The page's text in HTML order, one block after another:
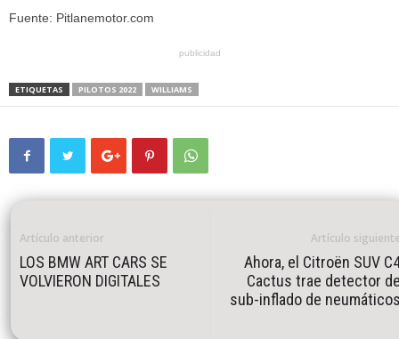
Fuente: Pitlanemotor.com
publicidad
ETIQUETAS PILOTOS 2022 WILLIAMS
Artículo anterior
LOS BMW ART CARS SE
VOLVIERON DIGITALES
Artículo
Ahora, el Citroën SUV
Cactus trae detector
sub-inflado de